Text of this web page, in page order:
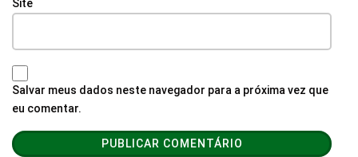
Site
Salvar meus dados neste navegador para a próxima vez que
eu comentar.